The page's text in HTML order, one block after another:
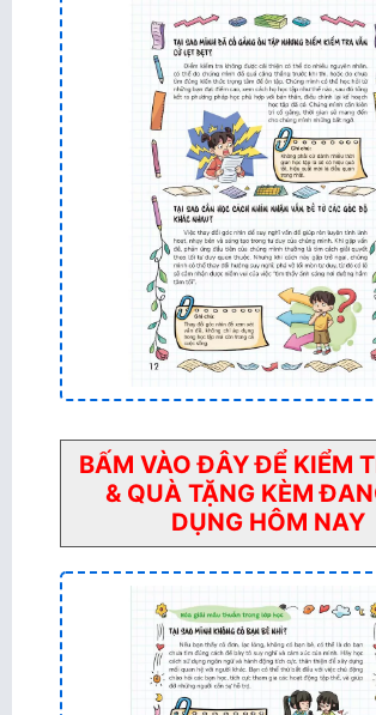
BẤM VÀO ĐÂY ĐỂ KIỂM
& QUÀ TẶNG KÈM
DỤNG HÔM NAY